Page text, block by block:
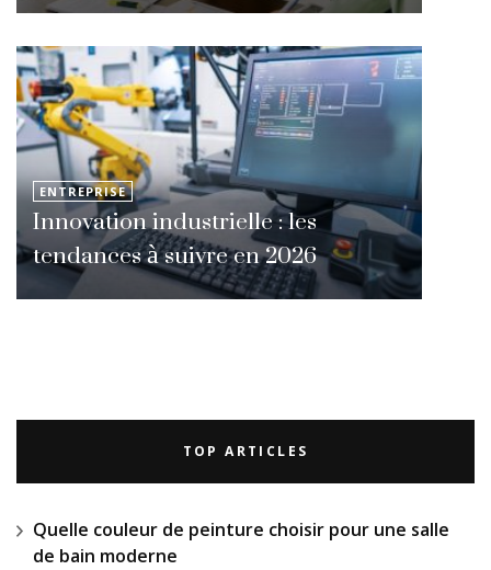
ENTREPRISE
Innovation industrielle : les
tendances à suivre en 2026
TOP ARTICLES
Quelle couleur de peinture choisir pour une salle
de bain moderne